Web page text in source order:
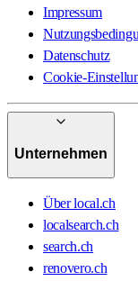
Impressum
Datenschutz
Cookie-
Unternehmen
Über local.ch
localsearch.ch
search.ch
renovero.ch